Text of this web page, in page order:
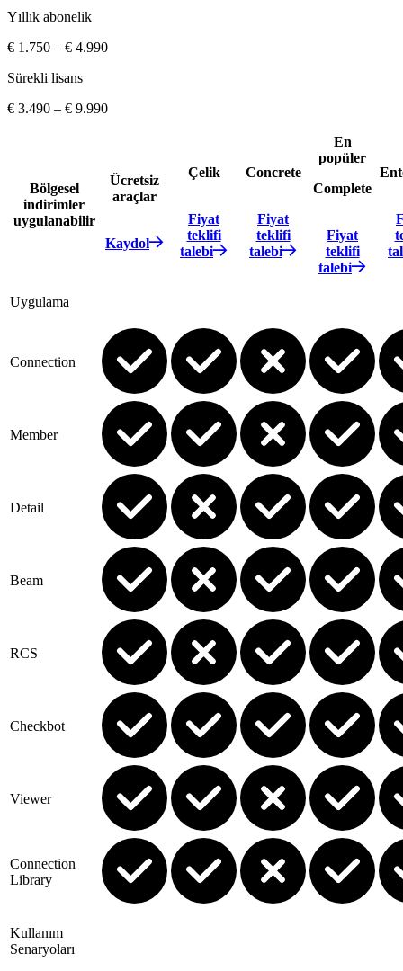
Yıllık abonelik
€ 1.750 – € 4.990
Sürekli lisans
€ 3.490 – € 9.990
Bölgesel
indirimler
uygulanabilir
Ücretsiz
araçlar
Kaydol
Çelik
Fiyat
teklifi
talebi
Concrete
Fiyat
teklifi
talebi
En
popüler
Complete
Fiyat
teklifi
talebi
Uygulama
Connection
Member
Detail
Beam
RCS
Checkbot
Viewer
Connection
Library
Kullanım
Senaryoları